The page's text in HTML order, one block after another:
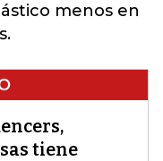
menos en
tiene